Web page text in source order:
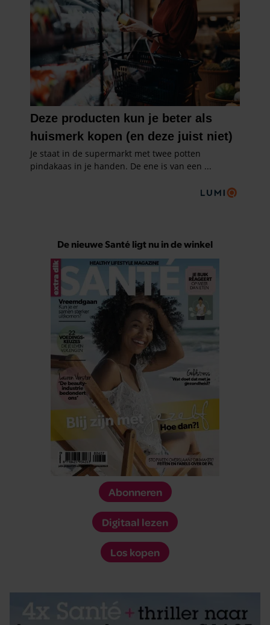
De nieuwe Santé ligt nu in de winkel
Abonneren
Digitaal lezen
Los kopen